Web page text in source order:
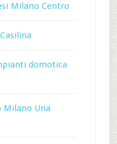
Milano Centro
domotica
Milano Una